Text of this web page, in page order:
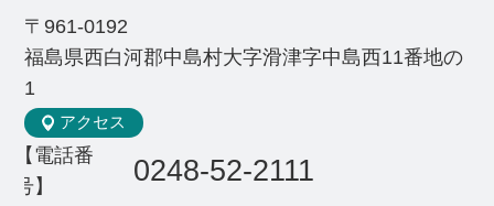
〒961-0192
福島県西白河郡中島村大字滑津字中島西11番地の
1
アクセス
【電話番
号】
0248-52-2111